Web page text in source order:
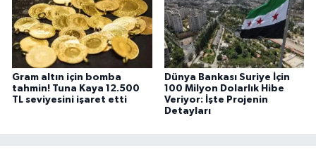
Gram altın için bomba
tahmin! Tuna Kaya 12.500
TL seviyesini işaret etti
Dünya Bankası Suriye İçin
100 Milyon Dolarlık Hibe
Veriyor: İşte Projenin
Detayları